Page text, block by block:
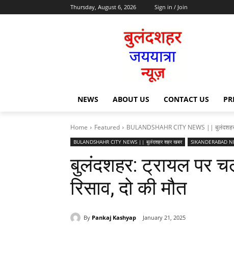
Thursday, August 6, 2026 Sign in / Join
NEWS ABOUT US CONTACT US
Home Featured BULANDSHAHR CITY NEWS ||
BULANDSHAHR CITY NEWS || बुलंदशहर शहर खबर SIKANDERABAD
बुलंदशहर: ट्रायल पर
रिसाव, दो की मौत
By Pankaj Kashyap January 21, 2025